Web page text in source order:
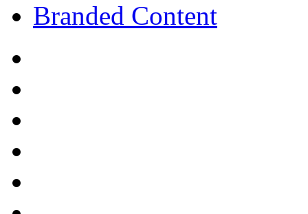
Branded Content